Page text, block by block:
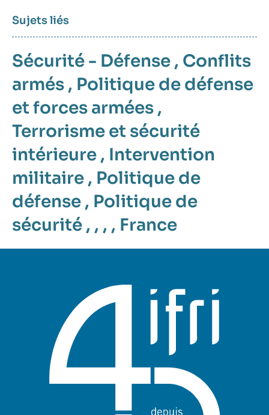
Sujets liés
Sécurité - Défense , Conflits
armés , Politique de défense
et forces armées ,
Terrorisme et sécurité
intérieure , Intervention
militaire , Politique de
défense , Politique de
sécurité , , , , France